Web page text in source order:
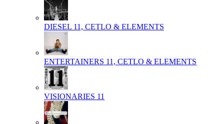
DIESEL 11, CETLO & ELEMENTS
ENTERTAINERS 11, CETLO & ELEMENTS
VISIONARIES 11